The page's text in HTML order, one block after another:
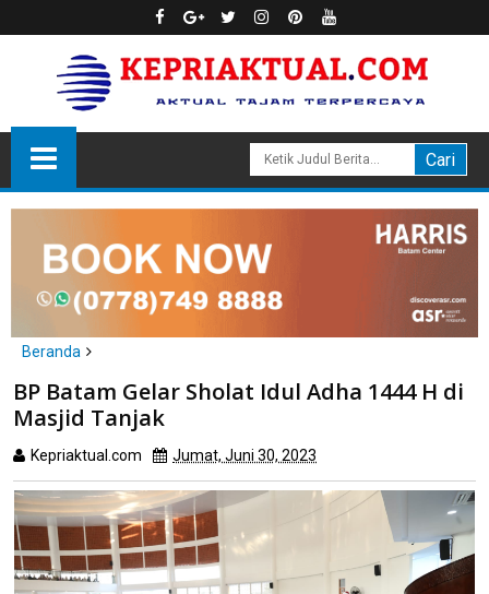
Beranda
BP Batam Gelar Sholat Idul Adha 1444 H di Masjid Tanjak
BP Batam Gelar Sholat Idul Adha 1444 H di
Masjid Tanjak
Kepriaktual.com Jumat, Juni 30, 2023